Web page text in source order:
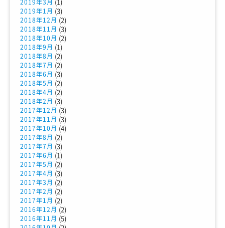
2019年3月 (1)
2019年1月 (3)
2018年12月 (2)
2018年11月 (3)
2018年10月 (2)
2018年9月 (1)
2018年8月 (2)
2018年7月 (2)
2018年6月 (3)
2018年5月 (2)
2018年4月 (2)
2018年2月 (3)
2017年12月 (3)
2017年11月 (3)
2017年10月 (4)
2017年8月 (2)
2017年7月 (3)
2017年6月 (1)
2017年5月 (2)
2017年4月 (3)
2017年3月 (2)
2017年2月 (2)
2017年1月 (2)
2016年12月 (2)
2016年11月 (5)